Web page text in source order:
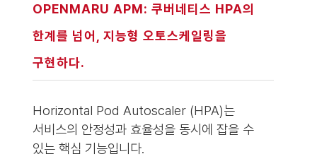
OPENMARU APM: 쿠버네티스 HPA의
한계를 넘어, 지능형 오토스케일링을
구현하다.
Horizontal Pod Autoscaler (HPA)는
서비스의 안정성과 효율성을 동시에 잡을 수
있는 핵심 기능입니다.